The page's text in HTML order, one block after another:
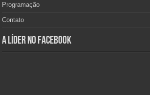
Programação
Contato
A Líder no Facebook